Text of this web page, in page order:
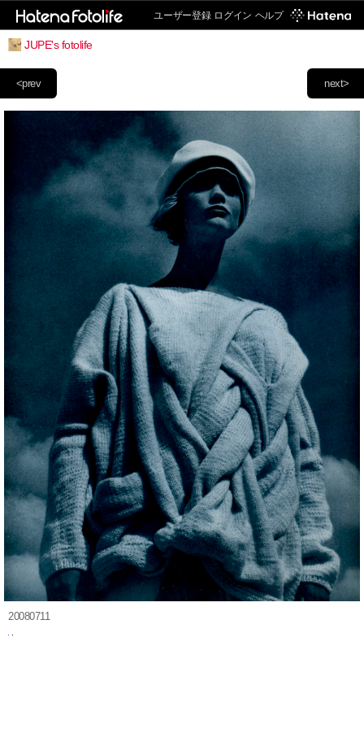
ユーザー登録 ログイン ヘルプ
JUPE's fotolife
next>
<prev
20080711